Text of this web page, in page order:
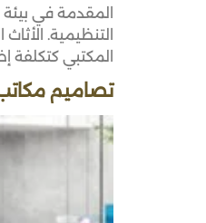
المقدمة في
التنظيمية.
المكتبي كتكلفة
تصاميم مكاتب تُلهم